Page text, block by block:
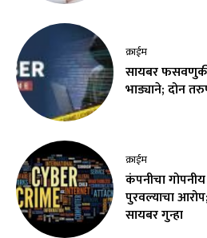
क्राईम
सायबर
भाड्याने; दोन
क्राईम
कंपनीचा
पुरवल्याचा
सायबर गुन्हा